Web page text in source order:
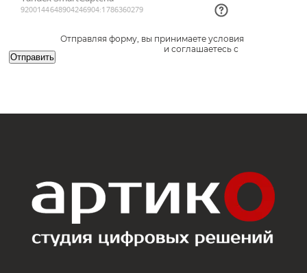
Отправляя форму, вы принимаете условия
и соглашаетесь с